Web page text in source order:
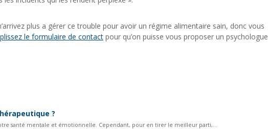
plus a gérer ce trouble pour avoir un régime alimentaire sain, donc vous
le formulaire de contact pour qu’on puisse vous proposer un psychologue
?
santé mentale et émotionnelle. Cependant, pour en tirer le meilleur parti,...